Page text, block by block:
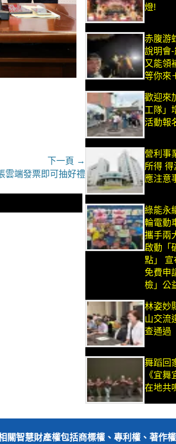
下一頁 →
雲端發票即可抽好禮
燈!
赤腹游
說明會
又能領
等你來
歡迎來
工隊」
活動報
營利事
所得 得
應注意
綠能永
輪電動
攜手兩
啟動「
點」 宣
免費申
檢」公
林姿妙
山交流
查通過
舞蹈回
《宜
在地共
關智慧財產權包括商標權、專利權、著作